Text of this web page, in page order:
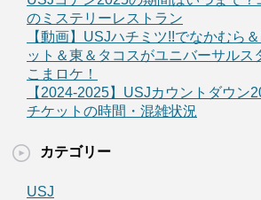
のミステリーレストラン
【動画】USJハチミツ!!でなかむら
ット＆東＆タコスがユニバーサルス
こまロケ！
【2024-2025】USJカウントダウン
チケットの時間・混雑状況
カテゴリー
USJ